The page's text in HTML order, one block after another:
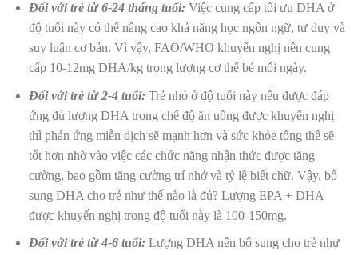
Đối với trẻ từ 6-24 tháng tuổi:Việc cung cấp tối ưu DHA ở
độ tuổi này có thể nâng cao khả năng học ngôn ngữ, tư duy và
suy luận cơ bản. Vì vậy, FAO/WHO khuyến nghị nên cung
cấp 10-12mg DHA/kg trọng lượng cơ thể bé mỗi ngày.
Đối với trẻ từ 2-4 tuổi:Trẻ nhỏ ở độ tuổi này nếu được đáp
ứng đủ lượng DHA trong chế độ ăn uống được khuyến nghị
thì phản ứng miễn dịch sẽ mạnh hơn và sức khỏe tổng thể sẽ
tốt hơn nhờ vào việc các chức năng nhận thức được tăng
cường, bao gồm tăng cường trí nhớ và tỷ lệ biết chữ. Vậy, bổ
sung DHA cho trẻ như thế nào là đủ? Lượng EPA + DHA
được khuyến nghị trong độ tuổi này là 100-150mg.
Đối với trẻ từ 4-6 tuổi:Lượng DHA nên bổ sung cho trẻ như